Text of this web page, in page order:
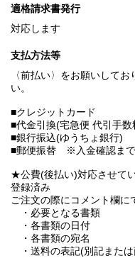
適格請求書発行
対応します
支払方法等
〈前払い〉をお願いして
い。
■クレジットカード
■代金引換(宅急便 代引手数
■銀行振込(ゆうちょ銀行)
■郵便振替 ※入金確認まで
★公費(後払い)対応させて
登録済み
ご注文の際にコメント欄に
・必要となる書類
・各書類の日付
・各書類の宛名
・送料の表記(別記また